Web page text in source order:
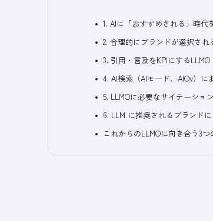
1. AIに「おすすめされる」時
2. 合理的にブランドが選択さ
3. 引用・言及をKPIにする
4. AI検索（AIモード、AIOv）
5. LLMOに必要なサイテーショ
6. LLM に推奨されるブランド
これからのLLMOに向き合う3つ